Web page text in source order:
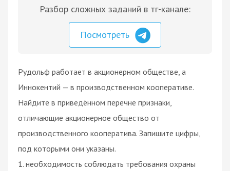
Разбор сложных заданий в тг-канале:
Посмотреть
Рудольф работает в акционерном обществе, а
Иннокентий — в производственном кооперативе.
Найдите в приведённом перечне признаки,
отличающие акционерное общество от
производственного кооператива. Запишите цифры,
под которыми они указаны.
1. необходимость соблюдать требования охраны